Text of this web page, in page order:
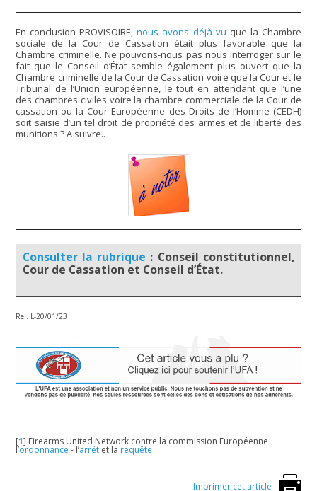
En conclusion PROVISOIRE,nous avons déjà vu que la Chambre
sociale de la Cour de Cassation était plus favorable que la
Chambre criminelle. Ne pouvons-nous pas nous interroger sur le
fait que le Conseil d’État semble également plus ouvert que la
Chambre criminelle de la Cour de Cassation voire que la Cour et le
Tribunal de l’Union européenne, le tout en attendant que l’une
des chambres civiles voire la chambre commerciale de la Cour de
cassation ou la Cour Européenne des Droits de l’Homme (CEDH)
soit saisie d’un tel droit de propriété des armes et de liberté des
munitions ? A suivre..
Consulter la rubrique : Conseil constitutionnel,
Cour de Cassation et Conseil d’État.
Rel. L-20/01/23
[1] Firearms United Network contre la commission Européenne
l’ordonnance - l’arrêt et la requête
Imprimer cet article